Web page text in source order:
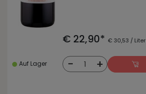
€ 22,90* € 30,53 / Liter
Auf Lager - 1 +